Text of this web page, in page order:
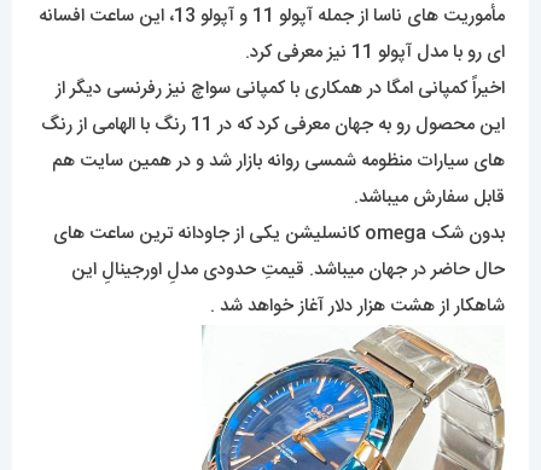
مأموریت های ناسا از جمله آپولو 11 و آپولو 13، این ساعت افسانه
ای رو با مدل آپولو 11 نیز معرفی کرد.
اخیراً کمپانی امگا در همکاری با کمپانی سواچ نیز رفرنسی دیگر از
این محصول رو به جهان معرفی کرد که در 11 رنگ با الهامی از رنگ
های سیارات منظومه شمسی روانه بازار شد و در همین سایت هم
قابل سفارش میباشد.
بدون شک omega کانسلیشن یکی از جاودانه ترین ساعت های
حال حاضر در جهان میباشد. قیمتِ حدودی مدلِ اورجینالِ این
شاهکار از هشت هزار دلار آغاز خواهد شد .